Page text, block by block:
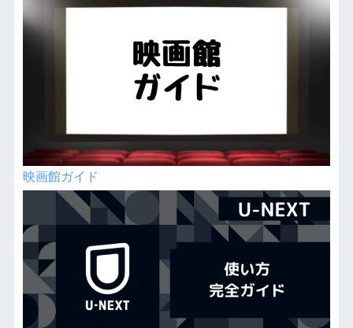
映画館ガイド